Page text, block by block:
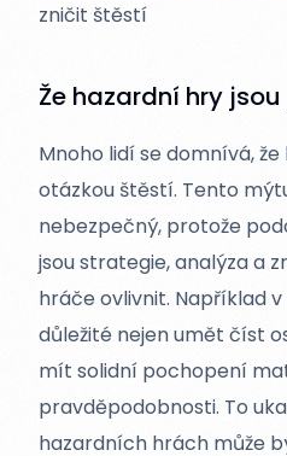
zničit štěstí
Že hazardní hry
Mnoho lidí se domnívá,
otázkou štěstí. Tento
nebezpečný, protože
jsou strategie, analýza a
hráče ovlivnit. Například
důležité nejen umět číst
mít solidní pochopení
pravděpodobnosti. To
hazardních hrách může